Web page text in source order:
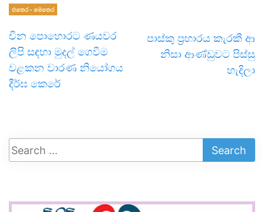
එතෙර - මෙතෙර
චීන පොහොරට ණයවර
ලිපි සඳහා මුදල් ගෙවීම
වළකන වාරණ නියෝගය
දීර්ඝ කෙරේ
පාස්කු ප්‍රහාරය කැරකී ආ
නිසා ආණ්ඩුවට පිස්සු
හැදිලා